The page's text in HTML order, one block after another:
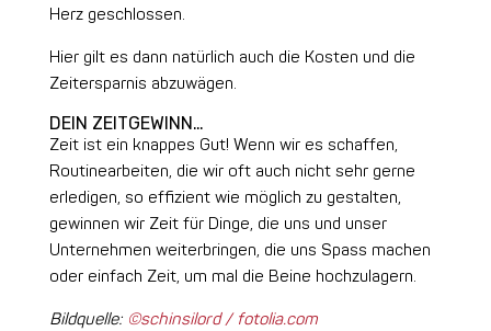
Herz geschlossen.
Hier gilt es dann natürlich auch die Kosten und die
Zeitersparnis abzuwägen.
DEIN ZEITGEWINN…
Zeit ist ein knappes Gut! Wenn wir es schaffen,
Routinearbeiten, die wir oft auch nicht sehr gerne
erledigen, so effizient wie möglich zu gestalten,
gewinnen wir Zeit für Dinge, die uns und unser
Unternehmen weiterbringen, die uns Spass machen
oder einfach Zeit, um mal die Beine hochzulagern.
Bildquelle: ©schinsilord / fotolia.com